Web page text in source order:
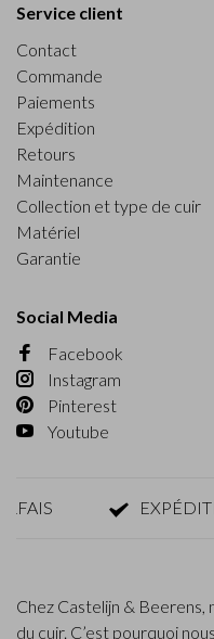
Service client
Contact
Commande
Paiements
Expédition
Retours
Maintenance
Collection et type de cuir
Matériel
Garantie
Social Media
Facebook
Instagram
Pinterest
Youtube
Chez Castelijn &
du cuir. C’est pourquoi